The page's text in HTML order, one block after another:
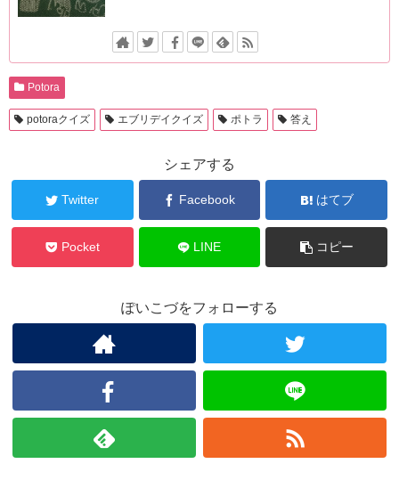
Potora
potoraクイズ エブリデイクイズ ポトラ 答え
シェアする
Twitter Facebook はてブ
Pocket LINE コピー
ぽいこづをフォローする